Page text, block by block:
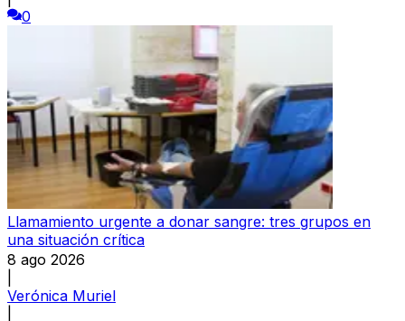
0
Llamamiento urgente a donar sangre: tres grupos en
una situación crítica
8 ago 2026
Verónica Muriel